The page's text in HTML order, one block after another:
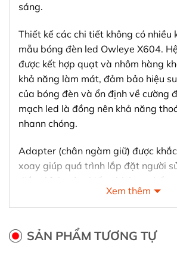
sáng.
Thiết kế các chi tiết không có nhiều
mẫu bóng đèn led Owleye X604.
được kết hợp quạt và nhôm hàng
khả năng làm mát, đảm bảo hiệu
của bóng đèn và ổn định về cường
mạch led là đồng nên khả năng
nhann chóng.
Adapter (chân ngàm giữ) được
xoay giúp quá trình lắp đặt người
điều chỉnh góc chiếu phù hợp nhất
từng chiếc xe khác nhau. Và dây
bọc một lớp dây đai cách nhiệt.
Khá dễ dàng khi phân biệt giữa
Xem thêm
SẢN PHẨM TƯƠNG TỰ